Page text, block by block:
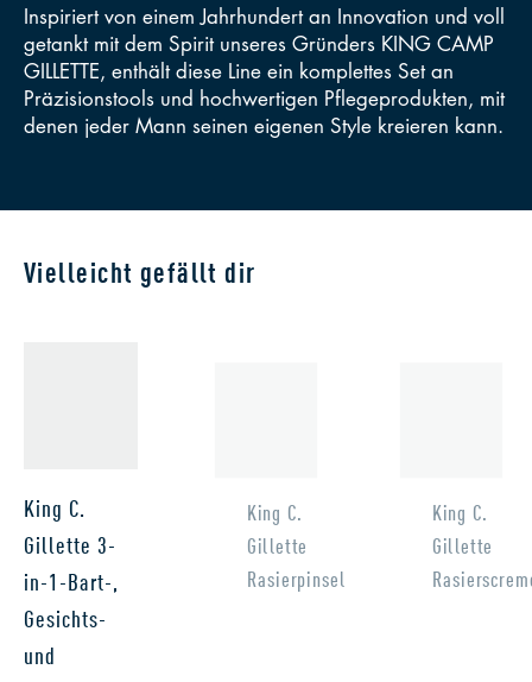
Inspiriert von einem Jahrhundert an Innovation und voll
getankt mit dem Spirit unseres Gründers KING CAMP
GILLETTE, enthält diese Line ein komplettes Set an
Präzisionstools und hochwertigen Pflegeprodukten, mit
denen jeder Mann seinen eigenen Style kreieren kann.
Vielleicht gefällt dir
King C.
Gillette 3-
in-1-Bart-,
Gesichts-
und
King C.
Gillette
Rasierpinsel
King C.
Gillette